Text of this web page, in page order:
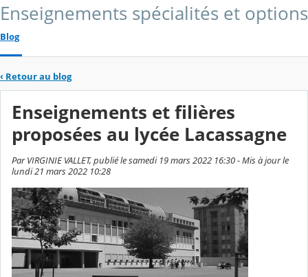
Enseignements spécialités et options
Blog
‹ Retour au blog
Enseignements et filières
proposées au lycée Lacassagne
Par VIRGINIE VALLET, publié le samedi 19 mars 2022 16:30 - Mis à jour le
lundi 21 mars 2022 10:28